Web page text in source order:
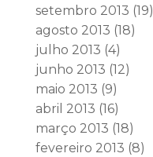
setembro 2013 (19)
agosto 2013 (18)
julho 2013 (4)
junho 2013 (12)
maio 2013 (9)
abril 2013 (16)
março 2013 (18)
fevereiro 2013 (8)